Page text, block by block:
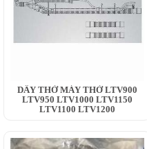
DÂY THỞ MÁY THỞ LTV900
LTV950 LTV1000 LTV1150
LTV1100 LTV1200